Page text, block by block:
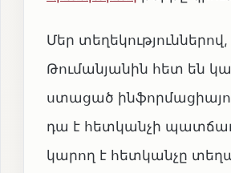
Մեր
Թումանյանին հետ են
ստացած
դա է հետկանչի
կարող է հետկանչը